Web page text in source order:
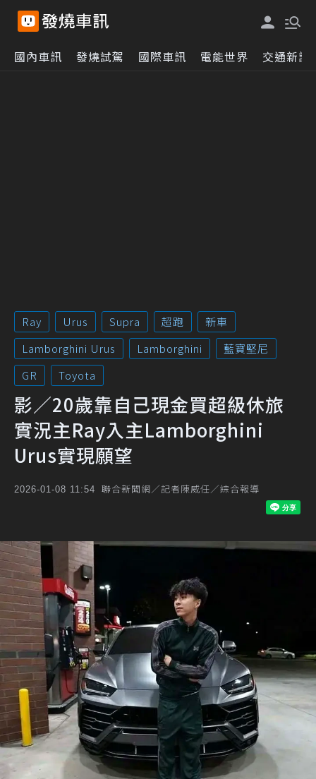
國內車訊 發燒試駕 國際車訊 電能世界 交通新訊
Ray Urus Supra 超跑
新車
Lamborghini Urus
Lamborghini
藍寶堅尼
GR
Toyota
影／20歲靠自己現金買超級休旅
實況主Ray入主Lamborghini
Urus實現願望
2026-01-08 11:54 聯合新聞網／記者陳威任／綜合報導